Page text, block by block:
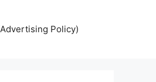
Policy)